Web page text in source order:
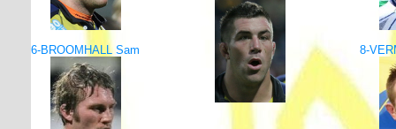
6-BROOMHALL Sam 8-